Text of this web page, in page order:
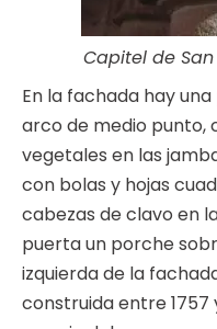
Capitel de
En la fachada hay
arco de medio punto,
vegetales en las
con bolas y hojas
cabezas de clavo en
puerta un porche
izquierda de la
construida entre 1757